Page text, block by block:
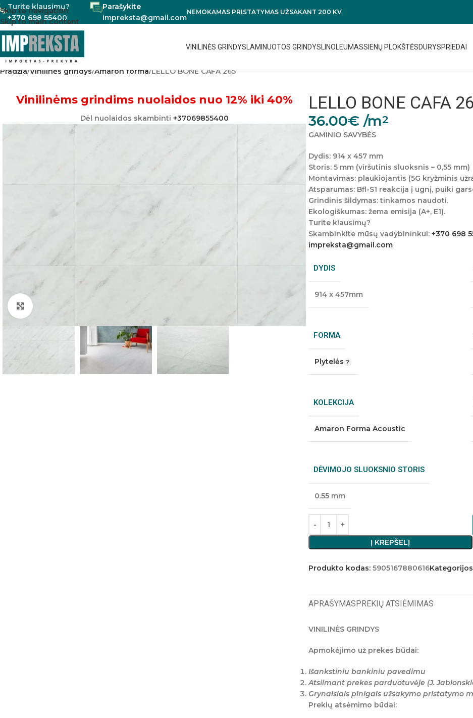
Skip to navigation
Skip to main content
Turite klausimų?
+370 698 55400
Parašykite
impreksta@gmail.com
NEMOKAMAS PRISTATYMAS UŽSAKANT 200 KV
VINILINĖS GRINDYS LAMINUOTOS GRINDYS LINOLEUMASSIENŲ PLOKŠTĖSDURYSPRIEDAI
Pradžia Vinilinės grindys Amaron forma LELLO BONE CAFA 265
Vinilinėms grindims nuolaidos nuo 12% iki 40%
Dėl nuolaidos skambinti +37069855400
Padidinti nuotrauką
LELLO BONE CAFA
36.00€ /m2
GAMINIO SAVYBĖS
Dydis: 914 x 457 mm
Storis: 5 mm (viršutinis sluoksnis – 0,55 mm)
Montavimas: plaukiojantis (5G kryžminis
Atsparumas: Bfl-S1 reakcija į ugnį, puiki
Grindinis šildymas:tinkamos naudoti.
Ekologiškumas: žema emisija (A+, E1).
Turite klausimų?
Skambinkite mūsų vadybininkui: +370 698
impreksta@gmail.com
DYDIS
914 x 457mm
FORMA
Plytelės
KOLEKCIJA
Amaron Forma Acoustic
DĖVIMOJO SLUOKSNIO STORIS
0.55 mm
Į KREPŠELĮ
Produkto kodas: 5905167880616
APRAŠYMASPREKIŲ ATSIĖMIMAS
VINILINĖS GRINDYS
Apmokėjimo už prekes būdai:
Išankstiniu bankiniu pavedimu
Atsiimant prekes parduotuvėje (J.
Grynaisiais pinigais užsakymo pristatymo
Prekių atsėmimo būdai: